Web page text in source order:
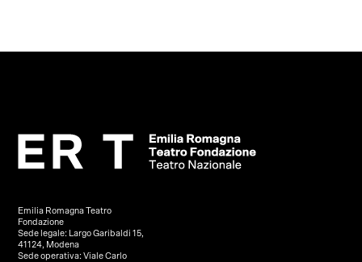
Emilia Romagna Teatro
Fondazione
Sede legale: Largo Garibaldi 15,
41124, Modena
Sede operativa: Viale Carlo